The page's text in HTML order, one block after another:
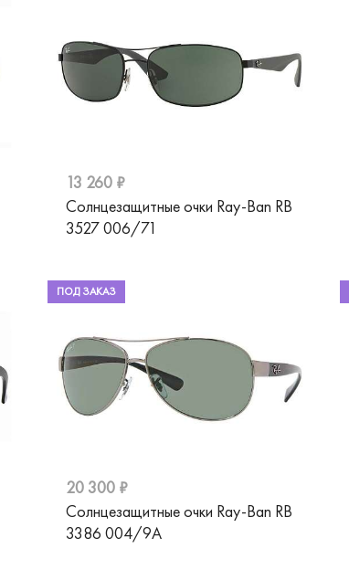
13 260 ₽
Солнцезащитные очки Ray-Ban RB
3527 006/71
ПОД ЗАКАЗ
20 300 ₽
Солнцезащитные очки Ray-Ban RB
3386 004/9A